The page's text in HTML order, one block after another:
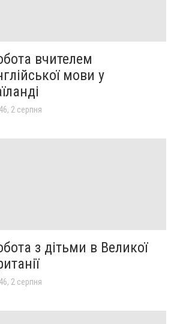
вчителем
мови у
2 серпня
з дітьми в Великої
2 серпня